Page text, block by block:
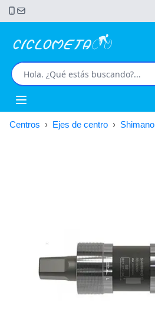
Open main menu
Centros › Ejes de centro › Shimano